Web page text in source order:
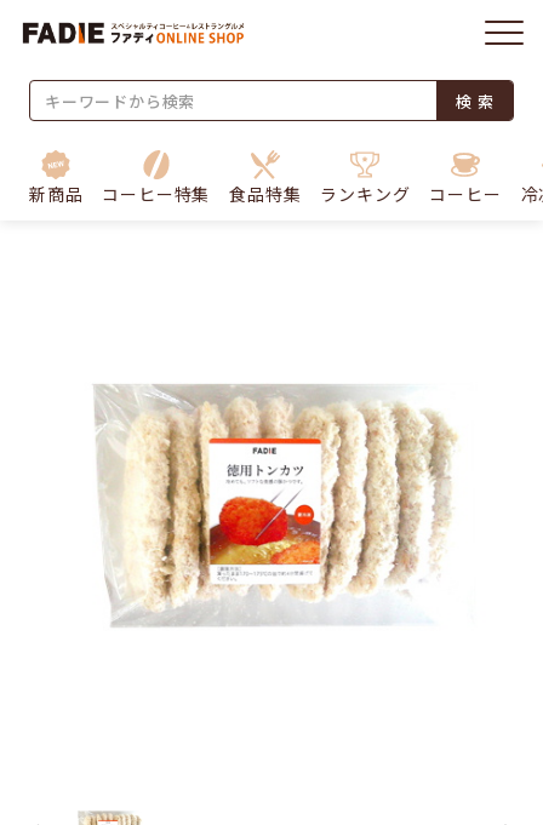
検 索
新商品 コーヒー特集 食品特集 ランキング コーヒー